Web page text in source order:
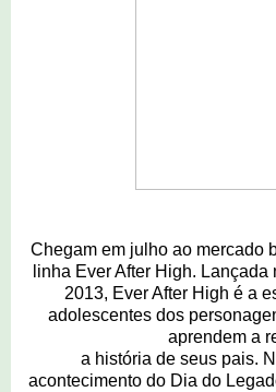
Chegam em julho ao mercado
linha Ever After High.
2013, Ever After High é a
adolescentes dos
aprendem a
a história de seus pais.
acontecimento do Dia do